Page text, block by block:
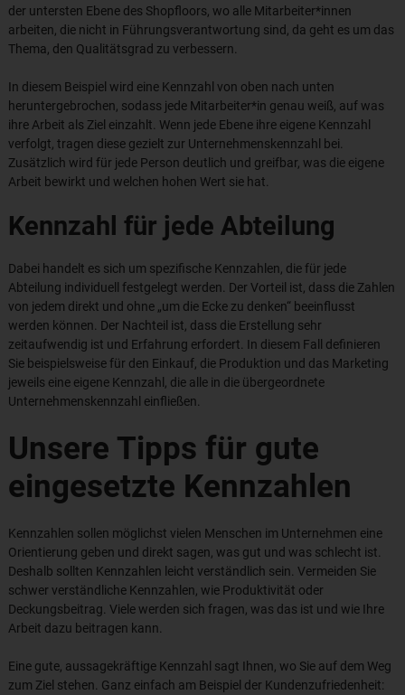
der untersten Ebene des Shopfloors, wo alle Mitarbeiter*innen
arbeiten, die nicht in Führungsverantwortung sind, da geht es um das
Thema, den Qualitätsgrad zu verbessern.
In diesem Beispiel wird eine Kennzahl von oben nach unten
heruntergebrochen, sodass jede Mitarbeiter*in genau weiß, auf was
ihre Arbeit als Ziel einzahlt. Wenn jede Ebene ihre eigene Kennzahl
verfolgt, tragen diese gezielt zur Unternehmenskennzahl bei.
Zusätzlich wird für jede Person deutlich und greifbar, was die eigene
Arbeit bewirkt und welchen hohen Wert sie hat.
Kennzahl für jede Abteilung
Dabei handelt es sich um spezifische Kennzahlen, die für jede
Abteilung individuell festgelegt werden. Der Vorteil ist, dass die Zahlen
von jedem direkt und ohne „um die Ecke zu denken“ beeinflusst
werden können. Der Nachteil ist, dass die Erstellung sehr
zeitaufwendig ist und Erfahrung erfordert. In diesem Fall definieren
Sie beispielsweise für den Einkauf, die Produktion und das Marketing
jeweils eine eigene Kennzahl, die alle in die übergeordnete
Unternehmenskennzahl einfließen.
Unsere Tipps für gute
eingesetzte Kennzahlen
Kennzahlen sollen möglichst vielen Menschen im Unternehmen eine
Orientierung geben und direkt sagen, was gut und was schlecht ist.
Deshalb sollten Kennzahlen leicht verständlich sein. Vermeiden Sie
schwer verständliche Kennzahlen, wie Produktivität oder
Deckungsbeitrag. Viele werden sich fragen, was das ist und wie Ihre
Arbeit dazu beitragen kann.
Eine gute, aussagekräftige Kennzahl sagt Ihnen, wo Sie auf dem Weg
zum Ziel stehen. Ganz einfach am Beispiel der Kundenzufriedenheit: